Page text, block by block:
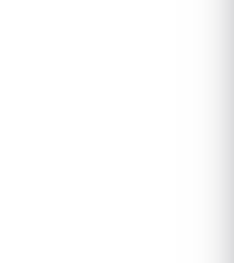
目: テ
3件の
ン攻撃
攻撃デ